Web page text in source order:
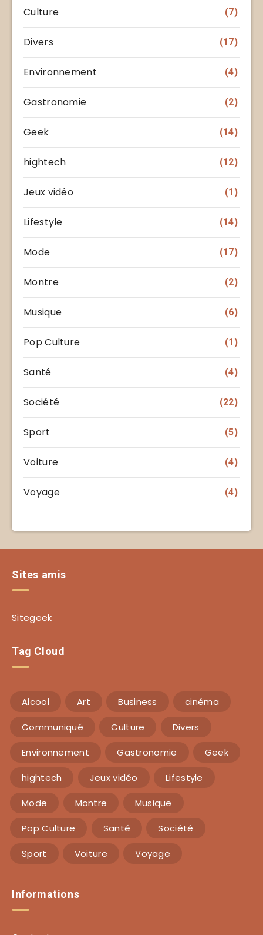
Culture (7)
Divers (17)
Environnement (4)
Gastronomie (2)
Geek (14)
hightech (12)
Jeux vidéo (1)
Lifestyle (14)
Mode (17)
Montre (2)
Musique (6)
Pop Culture (1)
Santé (4)
Société (22)
Sport (5)
Voiture (4)
Voyage (4)
Sites amis
Sitegeek
Tag Cloud
Alcool Art Business cinéma
Communiqué Culture Divers
Environnement Gastronomie Geek
hightech Jeux vidéo Lifestyle
Mode Montre Musique
Pop Culture Santé Société
Sport Voiture Voyage
Informations